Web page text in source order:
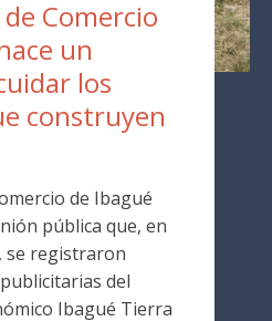
Comercio
un
los
construyen
de Ibagué
pública que, en
se registraron
del
Ibagué Tierra